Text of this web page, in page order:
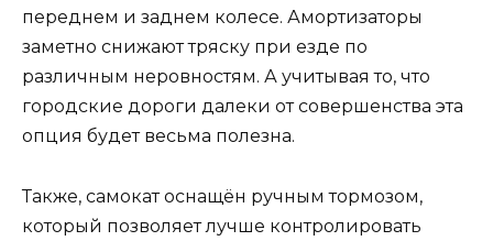
переднем и заднем колесе. Амортизаторы
заметно снижают тряску при езде по
различным неровностям. А учитывая то, что
городские дороги далеки от совершенства эта
опция будет весьма полезна.
Также, самокат оснащён ручным тормозом,
который позволяет лучше контролировать